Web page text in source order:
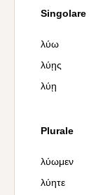
Singolare
λύω
λύῃς
λύῃ
Plurale
λύωμεν
λύητε